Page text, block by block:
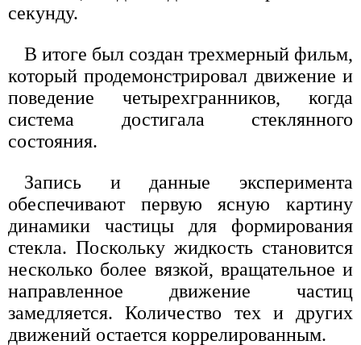
секунду.
В итоге был создан трехмерный фильм,
который продемонстрировал движение и
поведение четырехгранников, когда
система достигала стеклянного
состояния.
Запись и данные эксперимента
обеспечивают первую ясную картину
динамики частицы для формирования
стекла. Поскольку жидкость становится
несколько более вязкой, вращательное и
направленное движение частиц
замедляется. Количество тех и других
движений остается коррелированным.